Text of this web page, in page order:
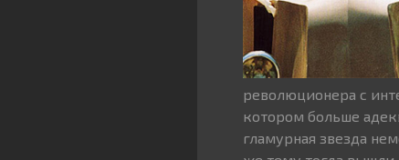
революционера с
котором больше
гламурная звезда